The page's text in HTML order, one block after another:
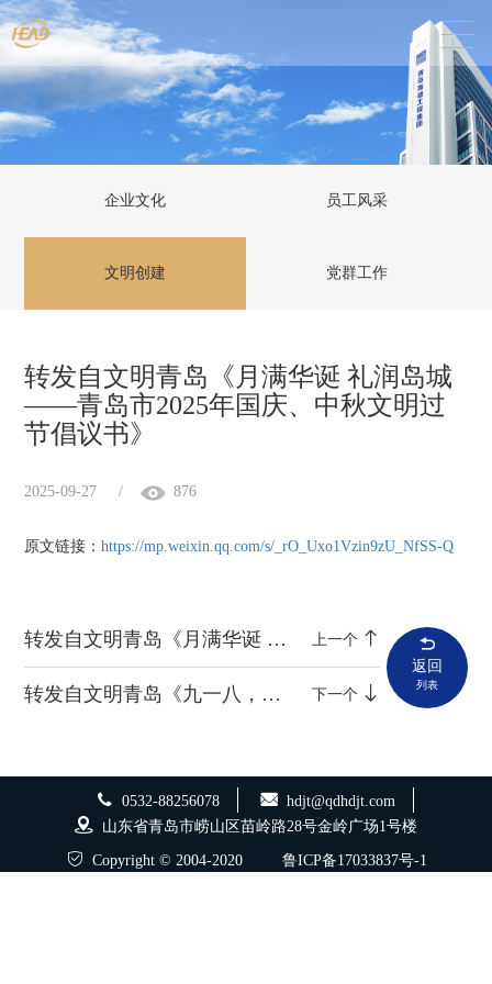
企业文化 员工风采
文明创建 党群工作
转发自文明青岛《月满华诞 礼润岛城
——青岛市2025年国庆、中秋文明过
节倡议书》
2025-09-27 / 876
原文链接：https://mp.weixin.qq.com/s/_rO_Uxo1Vzin9zU_NfSS-Q
转发自文明青岛《月满华诞 礼润岛城——青岛市2025年国庆、中秋文明过节倡议书》 上一个
转发自文明青岛《九一八，勿忘！勿忘，九一八！》 下一个
返回
列表
0532-88256078
hdjt@qdhdjt.com
山东省青岛市崂山区苗岭路28号金岭广场1号楼
Copyright © 2004-2020 鲁ICP备17033837号-1